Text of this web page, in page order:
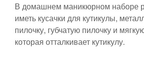
В домашнем маникюрном наборе
иметь кусачки для кутикулы,
пилочку, губчатую пилочку и
которая отталкивает кутикулу.